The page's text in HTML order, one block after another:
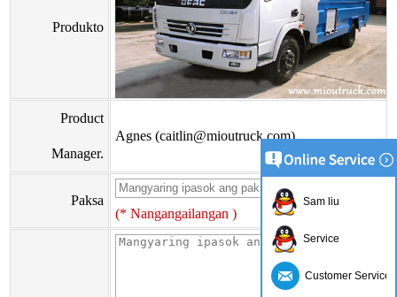
Produkto
Product
Manager.
Agnes (caitlin@mioutruck.com)
Paksa
(* Nangangailangan )
Sam liu
Service
Customer Service